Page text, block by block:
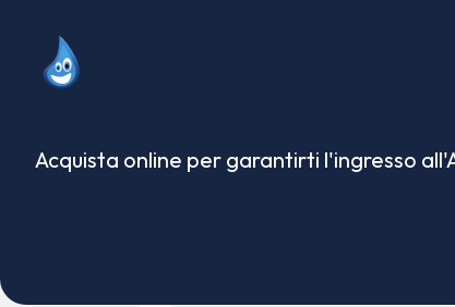
Acquista online per garantirti l'ingresso